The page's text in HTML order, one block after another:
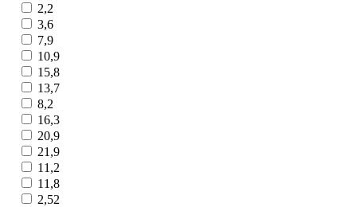
2,2
3,6
7,9
10,9
15,8
13,7
8,2
16,3
20,9
21,9
11,2
11,8
2,52